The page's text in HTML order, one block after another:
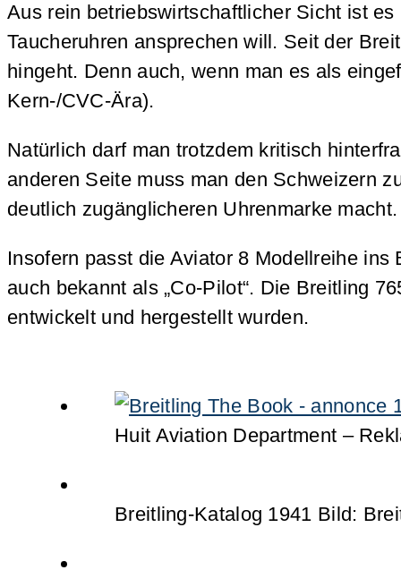
Aus rein betriebswirtschaftlicher Sicht ist
Taucheruhren ansprechen will. Seit der
hingeht. Denn auch, wenn man es als
Kern-/CVC-Ära).
Natürlich darf man trotzdem kritisch
anderen Seite muss man den Schweizern
deutlich zugänglicheren Uhrenmarke macht.
Insofern passt die Aviator 8 Modellreihe
auch bekannt als „Co-Pilot“. Die Breitling
entwickelt und hergestellt wurden.
Huit Aviation Department –
Breitling-Katalog 1941 Bild: